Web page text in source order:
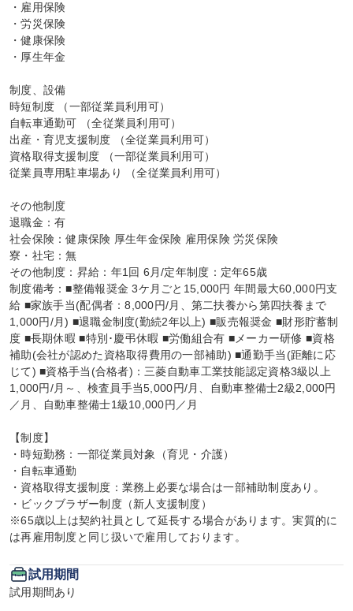
・雇用保険
・労災保険
・健康保険
・厚生年金
制度、設備
時短制度 （一部従業員利用可）
自転車通勤可 （全従業員利用可）
出産・育児支援制度 （全従業員利用可）
資格取得支援制度 （一部従業員利用可）
従業員専用駐車場あり （全従業員利用可）
その他制度
退職金：有
社会保険：健康保険 厚生年金保険 雇用保険 労災保険
寮・社宅：無
その他制度：昇給：年1回 6月/定年制度：定年65歳
制度備考：■整備報奨金 3ケ月ごと15,000円 年間最大60,000円支
給 ■家族手当(配偶者：8,000円/月、第二扶養から第四扶養まで
1,000円/月) ■退職金制度(勤続2年以上) ■販売報奨金 ■財形貯蓄制
度 ■長期休暇 ■特別･慶弔休暇 ■労働組合有 ■メーカー研修 ■資格
補助(会社が認めた資格取得費用の一部補助) ■通勤手当(距離に応
じて) ■資格手当(合格者)：三菱自動車工業技能認定資格3級以上
1,000円/月～、検査員手当5,000円/月、自動車整備士2級2,000円
／月、自動車整備士1級10,000円／月
【制度】
・時短勤務：一部従業員対象（育児・介護）
・自転車通勤
・資格取得支援制度：業務上必要な場合は一部補助制度あり。
・ビックブラザー制度（新人支援制度）
※65歳以上は契約社員として延長する場合があります。実質的に
は再雇用制度と同じ扱いで雇用しております。
試用期間
試用期間あり